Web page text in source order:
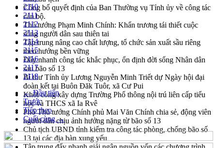
Công bố quyết định của Ban Thường vụ Tỉnh ủy về công tác
cán bộ.
Thủ tướng Phạm Minh Chính: Khẩn trương tái thiết cuộc
sống người dân sau thiên tai
Tập trung nâng cao chất lượng, tổ chức sản xuất sầu riêng
theo hướng bền vững
Đẩy nhanh công tác khắc phục, ổn định đời sống Nhân dân
sau bão số 13
Bí thư Tỉnh ủy Lương Nguyễn Minh Triết dự Ngày hội đại
đoàn kết tại Buôn Đăk Tuôr, xã Cư Pui
Khởi công xây dựng Trường Phổ thông nội trú liên cấp tiểu
học và THCS xã Ia Rvê
Phó Thủ tướng Chính phủ Mai Văn Chính chia sẻ, động viên
người dân chịu ảnh hưởng nặng từ bão số 13
Chủ tịch UBND tỉnh kiểm tra công tác phòng, chống bão số
13 tại các địa bàn xung yếu
2110
2111
2112
2113
2114
2115
2116
2117
2118
← Đầu tiên
Trước
Tiếp theo
Cuối cùng →